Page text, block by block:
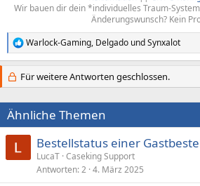
Wir bauen dir dein *individuelles Traum-
Änderungswunsch? Kein
R
e
a
k
i
o
n
e
:
Warlock-Gaming, Delgado undSynxalot
Für weitere Antworten geschlossen.
Ähnliche Themen
Bestellstatus einer
LucaT Caseking Support
Antworten 2 4. März 2025